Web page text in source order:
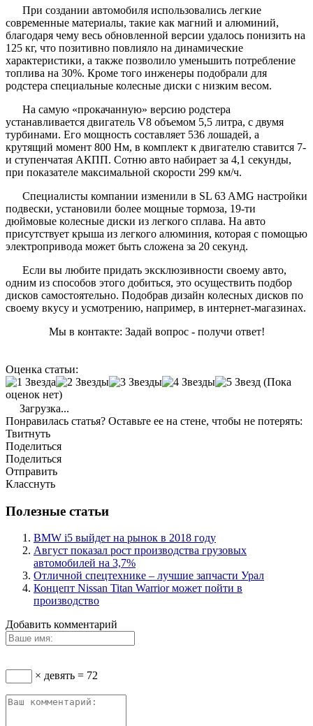
При создании автомобиля использовались легкие
современные материалы, такие как магний и алюминий,
благодаря чему весь обновленной версии удалось понизить на
125 кг, что позитивно повлияло на динамические
характеристики, а также позволило уменьшить потребление
топлива на 30%. Кроме того инженеры подобрали для
родстера специальные колесные диски с низким весом.
На самую «прокачанную» версию родстера
устанавливается двигатель V8 объемом 5,5 литра, с двумя
турбинами. Его мощность составляет 536 лошадей, а
крутящий момент 800 Нм, в комплект к двигателю ставится 7-
и ступенчатая АКПП. Сотню авто набирает за 4,1 секунды,
при показателе максимальной скорости 299 км/ч.
Специалисты компании изменили в SL 63 AMG настройки
подвески, установили более мощные тормоза, 19-ти
дюймовые колесные диски из легкого сплава. На авто
присутствует крыша из легкого алюминия, которая с помощью
электропривода может быть сложена за 20 секунд.
Если вы любите придать эксклюзивности своему авто,
одним из способов этого добиться, это осуществить подбор
дисков самостоятельно. Подобрав дизайн колесных дисков по
своему вкусу и усмотрению, например, в интернет-магазинах.
Мы в контакте: Задай вопрос - получи ответ!
Оценка статьи:
(Пока
оценок нет)
Загрузка...
Понравилась статья? Оставьте ее на стене, чтобы не потерять:
Твитнуть
Поделиться
Поделиться
Отправить
Класснуть
Полезные статьи
BMW i5 выйдет на рынок в 2018 году
Август показал рост производства грузовых
автомобилей на 3,7%
Отличной спецтехнике – лучшие запчасти Урал
Концепт Nissan Titan Warrior может пойти в
производство
Добавить комментарий
× девять = 72